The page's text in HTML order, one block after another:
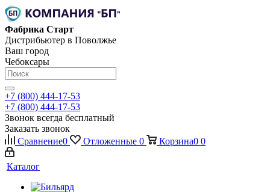
Фабрика Старт
Дистрибьютер в Поволжье
Ваш город
Чебоксары
+7 (800) 444-17-53
+7 (800) 444-17-53
Звонок всегда бесплатный
Заказать звонок
Сравнение0 Отложенные 0 Корзина0 0
Каталог